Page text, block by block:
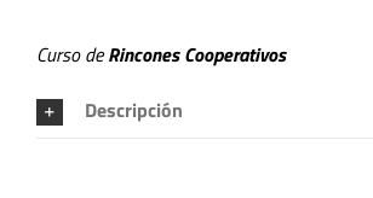
Curso deRincones Cooperativos
Descripción